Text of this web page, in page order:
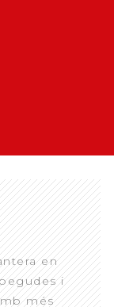
en
i
més